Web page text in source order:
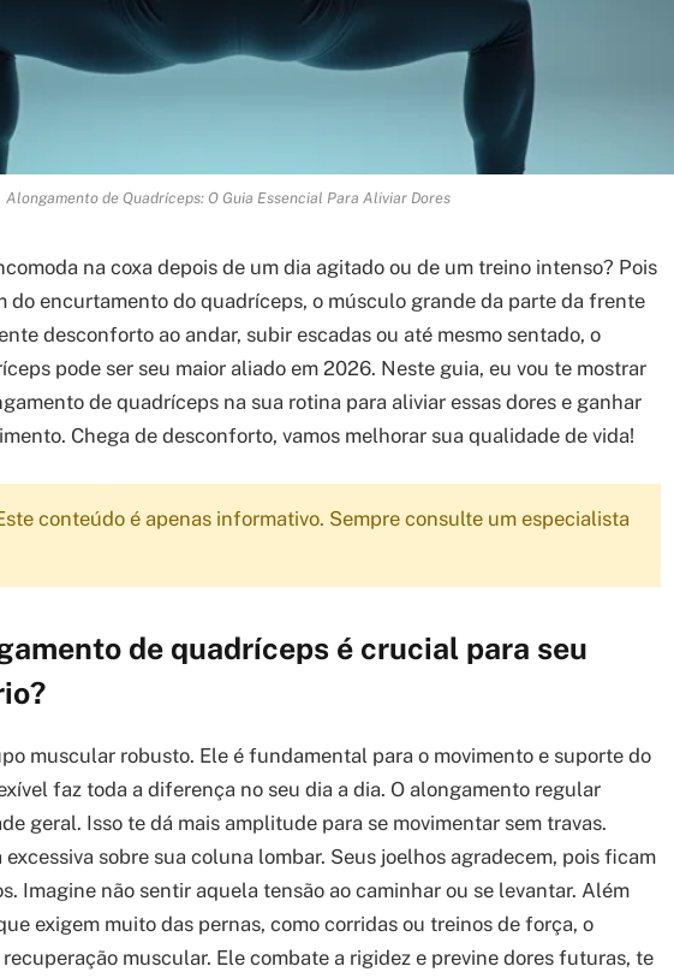
Alongamento de Quadríceps: O Guia Essencial Para Aliviar Dores
na coxa depois de um dia agitado ou de um treino intenso? Pois
do encurtamento do quadríceps, o músculo grande da parte da frente
desconforto ao andar, subir escadas ou até mesmo sentado, o
pode ser seu maior aliado em 2026. Neste guia, eu vou te mostrar
de quadríceps na sua rotina para aliviar essas dores e ganhar
Chega de desconforto, vamos melhorar sua qualidade de vida!
conteúdo é apenas informativo. Sempre consulte um especialista
de quadríceps é crucial para seu
muscular robusto. Ele é fundamental para o movimento e suporte do
faz toda a diferença no seu dia a dia. O alongamento regular
geral. Isso te dá mais amplitude para se movimentar sem travas.
sobre sua coluna lombar. Seus joelhos agradecem, pois ficam
Imagine não sentir aquela tensão ao caminhar ou se levantar. Além
exigem muito das pernas, como corridas ou treinos de força, o
muscular. Ele combate a rigidez e previne dores futuras, te